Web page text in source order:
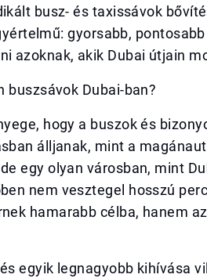
busz- és taxissávok
gyorsabb,
azoknak, akik Dubai útjain
buszsávok Dubai-ban?
hogy a buszok és
álljanak, mint a
egy olyan városban, mint
nem vesztegel hosszú
hamarabb célba, hanem
egyik legnagyobb kihívása